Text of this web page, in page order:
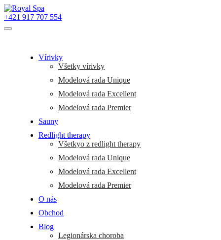
+421 917 707 554
Vírivky
Všetky vírivky
Modelová rada Unique
Modelová rada Excellent
Modelová rada Premier
Sauny
Redlight therapy
Všetkyo z redlight therapy
Modelová rada Unique
Modelová rada Excellent
Modelová rada Premier
O nás
Obchod
Blog
Legionárska choroba